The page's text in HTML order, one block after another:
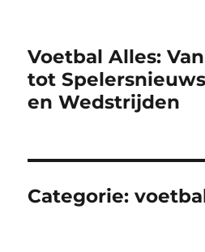
Voetbal Alles:
tot
en Wedstrijden​
Categorie: